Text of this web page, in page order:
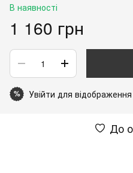
В наявності
1 160 грн
% Увійти для
До